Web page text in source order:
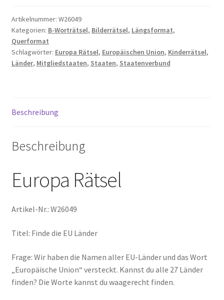
Union
Mitgliedstaaten
Länder
Staatenverbund
Staaten
Artikelnummer: W26049
Kategorien: B-Worträtsel, Bilderrätsel, Längsformat,
Querformat
Schlagwörter: Europa Rätsel, Europäischen Union, Kinderrätsel,
Länder, Mitgliedstaaten, Staaten, Staatenverbund
Beschreibung
Beschreibung
Europa Rätsel
Artikel-Nr.: W26049
Titel: Finde die EU Länder
Frage: Wir haben die Namen aller EU-Länder und das Wort
„Europäische Union“ versteckt. Kannst du alle 27 Länder
finden? Die Worte kannst du waagerecht finden.